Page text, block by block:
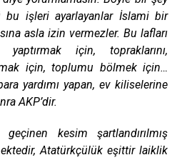
bu işleri ayarlayanlar İslami bir
asla izin vermezler. Bu lafları
yaptırmak için, topraklarını,
için, toplumu bölmek için…
yardımı yapan, ev kiliselerine
AKP’dir.
kesim şartlandırılmış
Atatürkçülük eşittir laiklik